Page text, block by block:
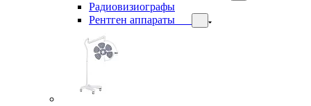
Радиовизиографы
Рентген аппараты